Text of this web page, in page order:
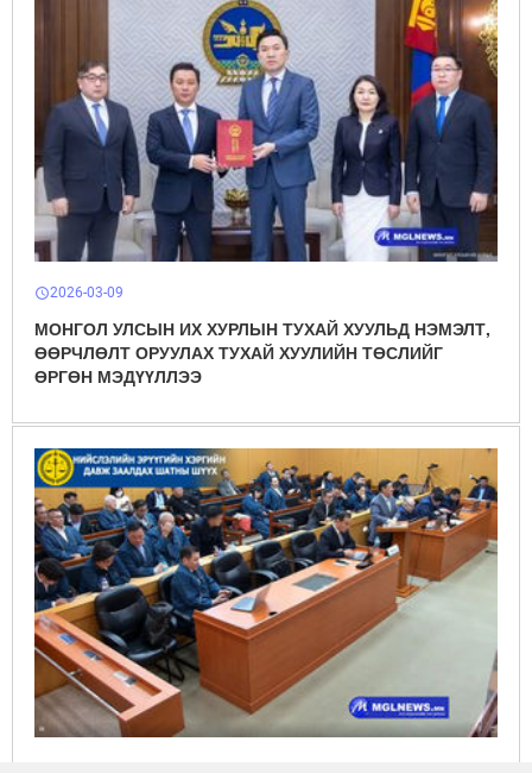
schedule2026-03-09
МОНГОЛ УЛСЫН ИХ ХУРЛЫН ТУХАЙ ХУУЛЬД НЭМЭЛТ,
ӨӨРЧЛӨЛТ ОРУУЛАХ ТУХАЙ ХУУЛИЙН ТӨСЛИЙГ
ӨРГӨН МЭДҮҮЛЛЭЭ